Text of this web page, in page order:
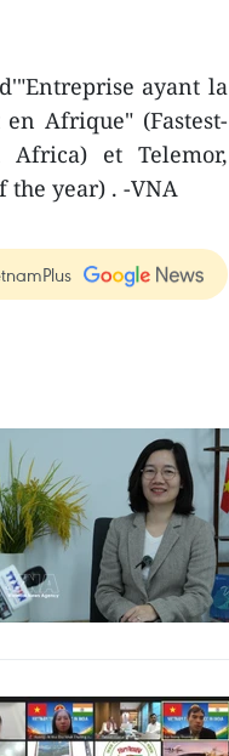
ayant la
Afrique" (Fastest-
et Telemor,
the year) . -VNA